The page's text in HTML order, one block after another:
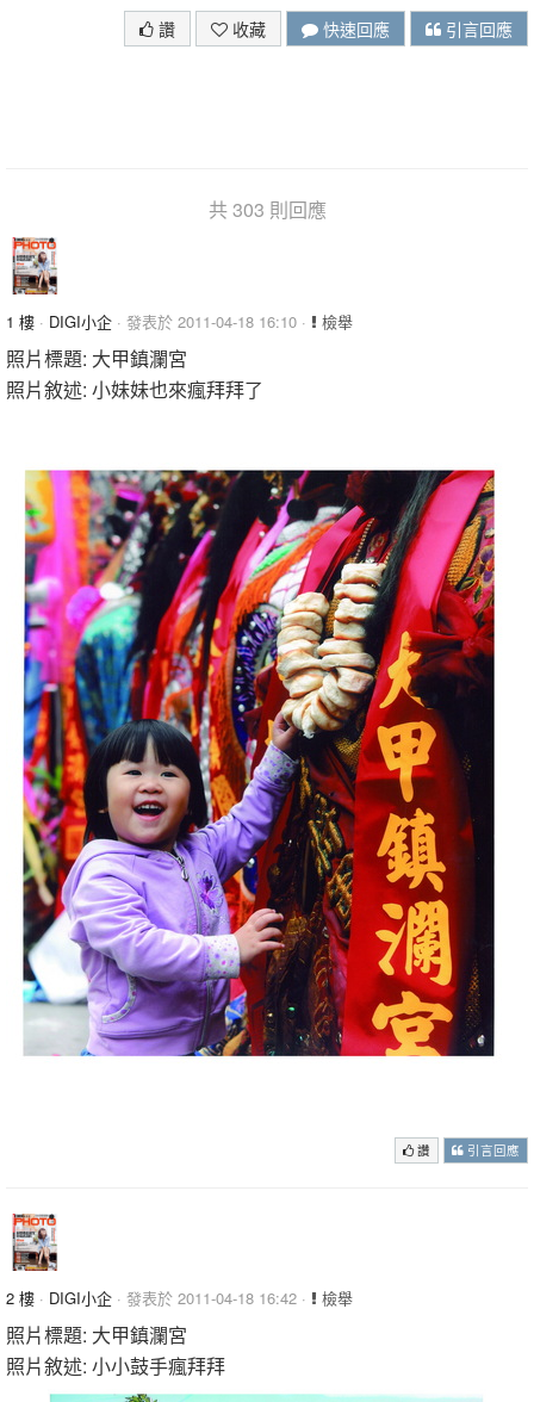
讚 收藏 快速回應 引言回應
共 303 則回應
1 樓 · DIGI小企 · 發表於 2011-04-18 16:10 · 檢舉
照片標題: 大甲鎮瀾宮
照片敘述: 小妹妹也來瘋拜拜了
讚 引言回應
2 樓 · DIGI小企 · 發表於 2011-04-18 16:42 · 檢舉
照片標題: 大甲鎮瀾宮
照片敘述: 小小鼓手瘋拜拜